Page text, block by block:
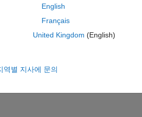
English
Français
United Kingdom (English)
역별 지사에 문의